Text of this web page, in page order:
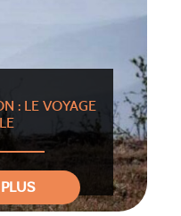
: LE VOYAGE